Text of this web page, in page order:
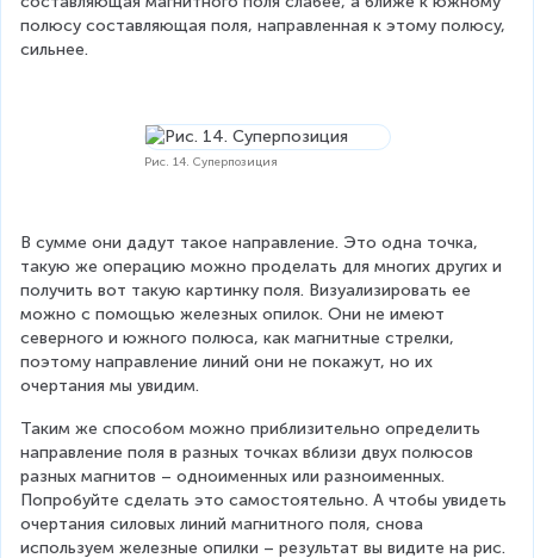
полюсу составляющая поля, направленная к этому полюсу,
сильнее.
Рис. 14. Суперпозиция
В сумме они дадут такое направление. Это одна точка,
такую же операцию можно проделать для многих других и
получить вот такую картинку поля. Визуализировать ее
можно с помощью железных опилок. Они не имеют
северного и южного полюса, как магнитные стрелки,
поэтому направление линий они не покажут, но их
очертания мы увидим.
Таким же способом можно приблизительно определить
направление поля в разных точках вблизи двух полюсов
разных магнитов – одноименных или разноименных.
Попробуйте сделать это самостоятельно. А чтобы увидеть
очертания силовых линий магнитного поля, снова
используем железные опилки – результат вы видите на рис.